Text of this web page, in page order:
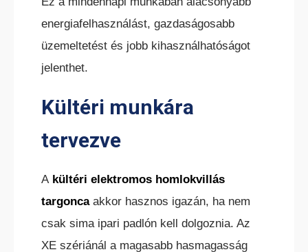
energiafelhasználást, gazdaságosabb
üzemeltetést és jobb kihasználhatóságot
jelenthet.
Kültéri munkára
tervezve
A kültéri elektromos homlokvillás
targoncaakkor hasznos igazán, ha nem
csak sima ipari padlón kell dolgoznia. Az
XE szériánál a magasabb hasmagasság